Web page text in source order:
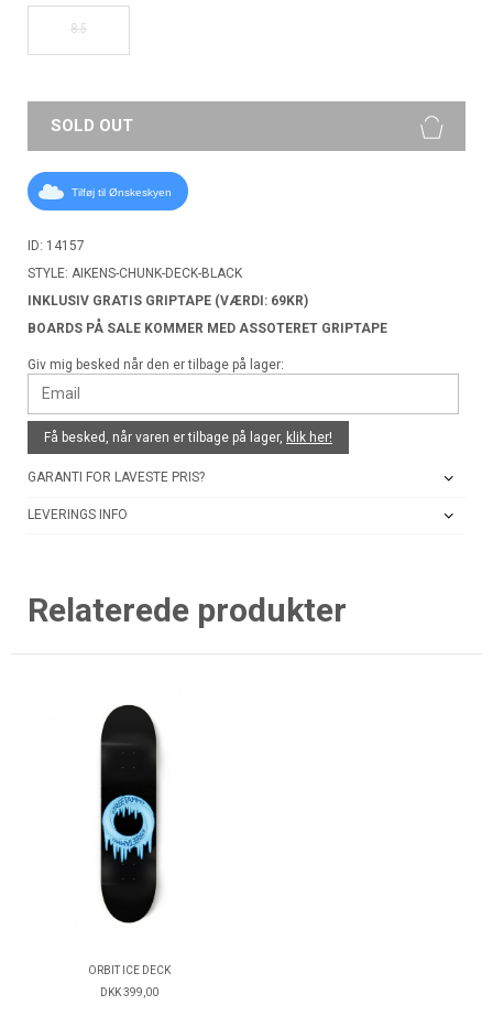
8.5
SOLD OUT
Tilføj til Ønskeskyen
ID: 14157
STYLE: AIKENS-CHUNK-DECK-BLACK
INKLUSIV GRATIS GRIPTAPE (VÆRDI: 69KR)
BOARDS PÅ SALE KOMMER MED ASSOTERET GRIPTAPE
Giv mig besked når den er tilbage på lager:
Få besked, når varen er tilbage på lager, klik her!
GARANTI FOR LAVESTE PRIS?
LEVERINGS INFO
Relaterede produkter
ORBIT ICE DECK
DKK 399,00